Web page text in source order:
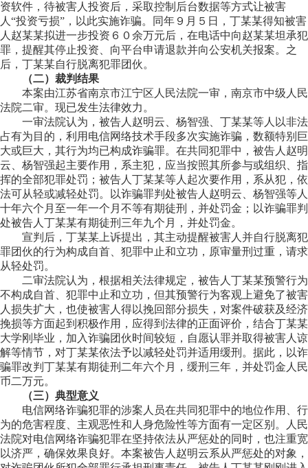
资软件，待被害人投资后，采取控制后台数据等方式让被害
人“投资亏损”，以此实施诈骗。同年９月５日，丁某某得知被害
人赵某某拟进一步投资６０余万元后，在电话中向赵某某坦承犯
罪，提醒其停止投资、向平台申请退款并向公安机关报案。之
后，丁某某自行脱离犯罪团伙。
（二）裁判结果
本案由江苏省南京市江宁区人民法院一审，南京市中级人民
法院二审。现已发生法律效力。
一审法院认为，被告人赵明云、杨智强、丁某某等人以非法
占有为目的，利用电信网络技术手段多次实施诈骗，数额特别巨
大或巨大，其行为均已构成诈骗罪。在共同犯罪中，被告人赵明
云、杨智强起主要作用，系主犯，应当按照其所参与或组织、指
挥的全部犯罪处罚；被告人丁某某等人起次要作用，系从犯，依
法可从轻或减轻处罚。以诈骗罪判处被告人赵明云、杨智强等人
十年六个月至一年一个月不等有期徒刑，并处罚金；以诈骗罪判
处被告人丁某某有期徒刑三年九个月，并处罚金。
宣判后，丁某某上诉提出，其主动提醒被害人并自行脱离犯
罪团伙的行为构成自首、犯罪中止和立功，原审量刑过重，请求
从轻处罚。
二审法院认为，根据相关法律规定，被告人丁某某预警行为
不构成自首、犯罪中止和立功，但其预警行为客观上避免了被害
人损失扩大，也使被害人得以挽回部分损失，对案件破获及经济
挽损等方面起到积极作用，应得到法律的正面评价，结合丁某某
大学刚毕业，加入诈骗团伙时间较短，自愿认罪并取得被害人谅
解等情节，对丁某某依法予以减轻处罚并适用缓刑。据此，以诈
骗罪改判丁某某有期徒刑二年六个月，缓刑三年，并处罚金人民
币二万元。
（三）典型意义
电信网络诈骗犯罪的涉案人员在共同犯罪中的地位作用、行
为的危害程度、主观恶性和人身危险性等方面有一定区别。人民
法院对电信网络诈骗犯罪在坚持依法从严惩处的同时，也注重宽
以济严，确保效果良好。本案被告人赵明云系从严惩处的对象，